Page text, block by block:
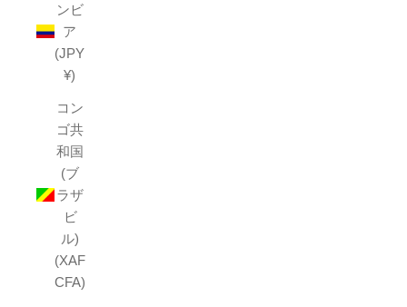
ンビ
ア
(JPY
¥)
コン
ゴ共
和国
(ブ
ラザ
ビ
ル)
(XAF
CFA)